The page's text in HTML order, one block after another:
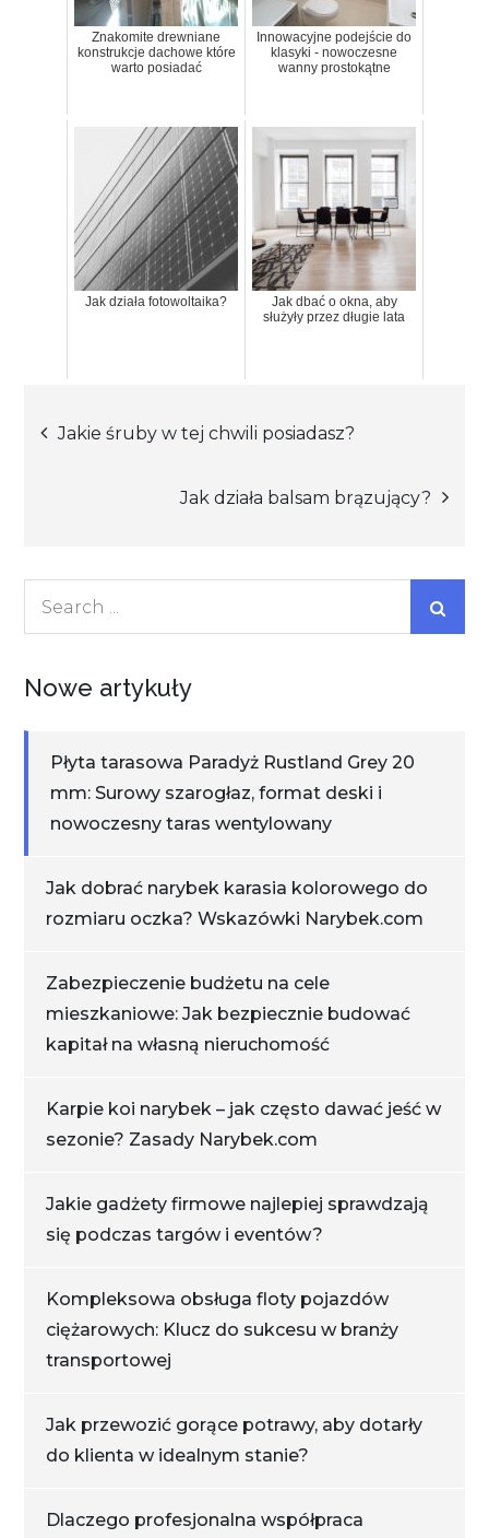
Znakomite drewniane
konstrukcje dachowe które
warto posiadać
Innowacyjne podejście do
klasyki - nowoczesne
wanny prostokątne
Jak działa fotowoltaika?
Jak dbać o okna, aby
służyły przez długie lata
Nawigacja
Jakie śruby w tej chwili posiadasz?
Jak działa balsam brązujący?
Nowe artykuły
Płyta tarasowa Paradyż Rustland Grey 20
mm: Surowy szarogłaz, format deski i
nowoczesny taras wentylowany
Jak dobrać narybek karasia kolorowego do
rozmiaru oczka? Wskazówki Narybek.com
Zabezpieczenie budżetu na cele
mieszkaniowe: Jak bezpiecznie budować
kapitał na własną nieruchomość
Karpie koi narybek – jak często dawać jeść w
sezonie? Zasady Narybek.com
Jakie gadżety firmowe najlepiej sprawdzają
się podczas targów i eventów?
Kompleksowa obsługa floty pojazdów
ciężarowych: Klucz do sukcesu w branży
transportowej
Jak przewozić gorące potrawy, aby dotarły
do klienta w idealnym stanie?
Dlaczego profesjonalna współpraca